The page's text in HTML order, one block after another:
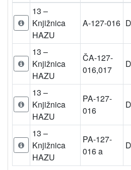
13 –
Knjižnica
HAZU
A-127-016
13 –
Knjižnica
HAZU
ČA-127-
016,017
13 –
Knjižnica
HAZU
PA-127-
016
13 –
Knjižnica
HAZU
PA-127-
016 a